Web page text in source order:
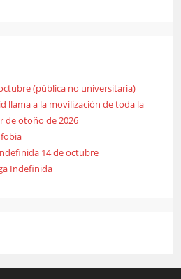
(pública no universitaria)
llama a la movilización de toda la
de otoño de 2026
14 de octubre
Indefinida